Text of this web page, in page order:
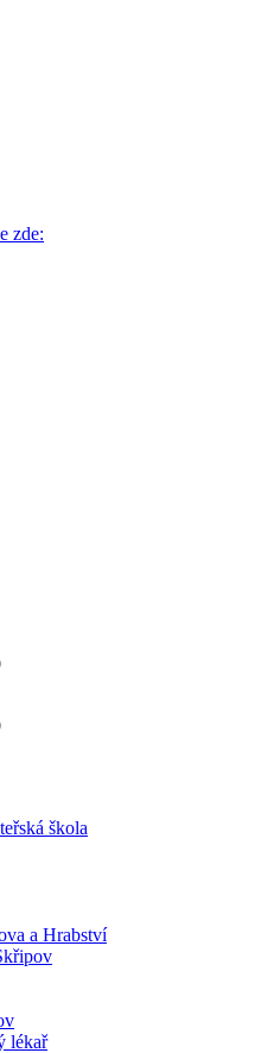
zde:
škola
a Hrabství
lékař